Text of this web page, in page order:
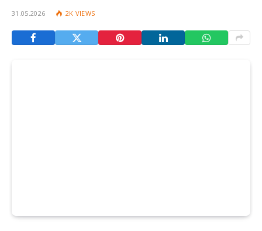
31.05.2026 2K VIEWS